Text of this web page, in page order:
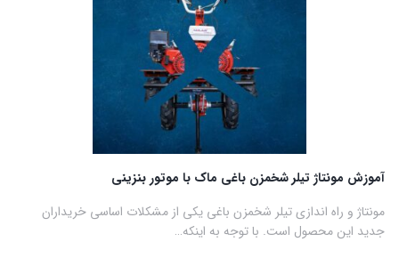
آموزش مونتاژ تیلر شخمزن باغی ماک با موتور بنزینی
مونتاژ و راه اندازی تیلر شخمزن باغی یکی از مشکلات اساسی خریداران
جدید این محصول است. با توجه به اینکه…